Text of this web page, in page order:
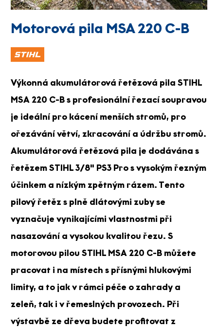
Motorová pila MSA 220 C-B
Výkonná akumulátorová řetězová pila STIHL
MSA 220 C-B s profesionální řezací soupravou
je ideální pro kácení menších stromů, pro
ořezávání větví, zkracování a údržbu stromů.
Akumulátorová řetězová pila je dodávána s
řetězem STIHL 3/8" PS3 Pro s vysokým řezným
účinkem a nízkým zpětným rázem. Tento
pilový řetěz s plně dlátovými zuby se
vyznačuje vynikajícími vlastnostmi při
nasazování a vysokou kvalitou řezu. S
motorovou pilou STIHL MSA 220 C-B můžete
pracovat i na místech s přísnými hlukovými
limity, a to jak v rámci péče o zahrady a
zeleň, tak i v řemeslných provozech. Při
výstavbě ze dřeva budete profitovat z